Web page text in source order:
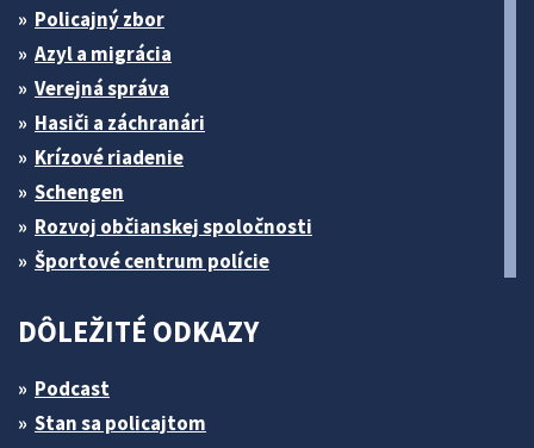
Policajný zbor
Azyl a migrácia
Verejná správa
Hasiči a záchranári
Krízové riadenie
Schengen
Rozvoj občianskej spoločnosti
Športové centrum polície
DÔLEŽITÉ ODKAZY
Podcast
Stan sa policajtom